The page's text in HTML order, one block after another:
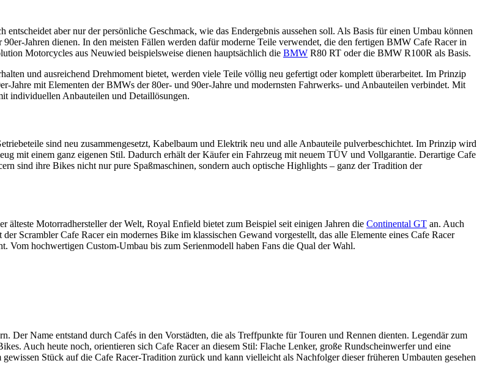
aber nur der persönliche Geschmack, wie das Endergebnis aussehen soll. Als Basis für einen Umbau können
Jahren dienen. In den meisten Fällen werden dafür moderne Teile verwendet, die den fertigen BMW Cafe Racer in
Motorcycles aus Neuwied beispielsweise dienen hauptsächlich die BMW R80 RT oder die BMW R100R als Basis.
und ausreichend Drehmoment bietet, werden viele Teile völlig neu gefertigt oder komplett überarbeitet. Im Prinzip
Jahre mit Elementen der BMWs der 80er- und 90er-Jahre und modernsten Fahrwerks- und Anbauteilen verbindet. Mit
individuellen Anbauteilen und Detaillösungen.
sind neu zusammengesetzt, Kabelbaum und Elektrik neu und alle Anbauteile pulverbeschichtet. Im Prinzip wird
mit einem ganz eigenen Stil. Dadurch erhält der Käufer ein Fahrzeug mit neuem TÜV und Vollgarantie. Derartige Cafe
sind ihre Bikes nicht nur pure Spaßmaschinen, sondern auch optische Highlights – ganz der Tradition der
Motorradhersteller der Welt, Royal Enfield bietet zum Beispiel seit einigen Jahren die Continental GT an. Auch
Scrambler Cafe Racer ein modernes Bike im klassischen Gewand vorgestellt, das alle Elemente eines Cafe Racer
hochwertigen Custom-Umbau bis zum Serienmodell haben Fans die Qual der Wahl.
Der Name entstand durch Cafés in den Vorstädten, die als Treffpunkte für Touren und Rennen dienten. Legendär zum
Auch heute noch, orientieren sich Cafe Racer an diesem Stil: Flache Lenker, große Rundscheinwerfer und eine
Stück auf die Cafe Racer-Tradition zurück und kann vielleicht als Nachfolger dieser früheren Umbauten gesehen